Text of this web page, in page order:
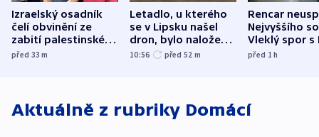
Izraelský osadník
čelí obvinění ze
zabití palestinského
aktivisty
před 33m
Letadlo, u kterého
se v Lipsku našel
dron, bylo naložené
municí, píší média
10:56 před 52 m
Rencar
Nejvyššího
Vleklý spor s
reklamní
před 1h
Aktuálně z rubriky Domácí